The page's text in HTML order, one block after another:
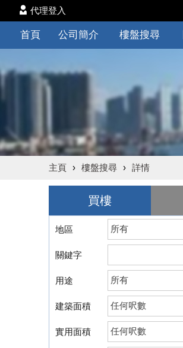
代理登入
首頁 公司簡介 樓盤搜尋
主頁 › 樓盤搜尋 › 詳情
買樓
地區
關鍵字
用途
建築面積
實用面積